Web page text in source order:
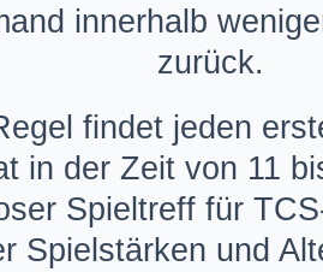
innerhalb
zurück.
findet jeden
in der Zeit von 11
Spieltreff für
Spielstärken und